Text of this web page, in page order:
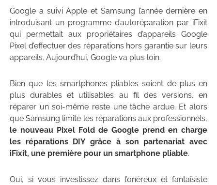
Google a suivi Apple et Samsung l’année dernière en
introduisant un programme d’autoréparation par iFixit
qui permettait aux propriétaires d’appareils Google
Pixel d’effectuer des réparations hors garantie sur leurs
appareils. Aujourd’hui, Google va plus loin.
Bien que les smartphones pliables soient de plus en
plus durables et utilisables au fil des versions, en
réparer un soi-même reste une tâche ardue. Et alors
que Samsung limite les réparations aux professionnels,
le nouveau Pixel Fold de Google prend en charge
les réparations DIY grâce à son partenariat avec
iFixit, une première pour un smartphone pliable.
Oui, si vous investissez dans l’onéreux et fantaisiste